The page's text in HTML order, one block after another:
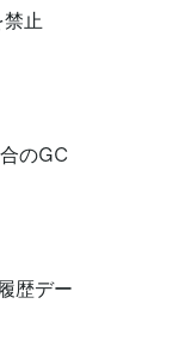
止
のGC
歴デー